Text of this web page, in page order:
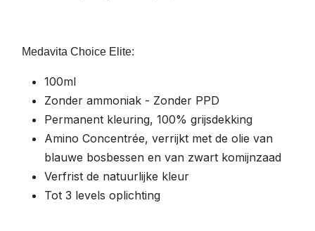
Medavita Choice Elite:
100ml
Zonder ammoniak - Zonder PPD
Permanent kleuring, 100% grijsdekking
Amino Concentrée, verrijkt met de olie van
blauwe bosbessen en van zwart komijnzaad
Verfrist de natuurlijke kleur
Tot 3 levels oplichting